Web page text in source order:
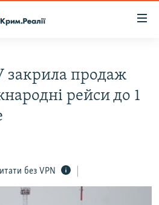
продаж
рейси до 1
без VPN